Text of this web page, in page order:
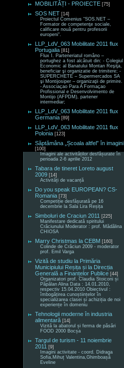
MOBILITĂȚI - PROIECTE [75]
SOS NET [14]
Proiectul Comenius “SOS.NET –
Formator de competenţe sociale,
calificare nouă pentru profesorii
europeni“.
LLP_LdV_063 Mobilitate 2011 flux
Portugalia [81]
Flux I. Parteneriatul româno –
portughez a fost alcătuit din: - Colegiul
Economic al Banatului Montan Reşiţa,
beneficiar şi organizatie de trimitere; -
SUPERCHETE – Supermercados SA
şi Montijosiper – organizaţii de primire.
- Associaçao Para A Formaçao
Profissional e Desenvolvimento de
Montijo (AFPDM), partener
intermediar;
LLP_LdV_063 Mobilitate 2011 flux
Germania [89]
LLP_LdV_063 Mobilitate 2011 flux
Polonia [123]
Săptămâna „Școala altfel” în imagini
[100]
Imagini ale activităților desfășurate în
perioada 2-6 aprilie 2012
Tabara de tineret Loreto august
2009 [14]
Activități de vacanță
Do you speak EUROPEAN? CS-
Romania [73]
Competiție desfășurată pe 16
decembrie la Sala Lira Reșița
Simboluri de Craciun 2011 [225]
Manifestare dedicată spiritului
Crăciunului Moderator : prof. Mădălina
CHIOSA
Marry Christmas la CEBM [160]
Colinde de Crăciun 2009 - moderator
prof. Emil Varga
Vizită de studiu la Primăria
Municipiului Reșița și la Direcția
Generală a Finanțelor Publice [44]
Organizatori prof. Claudia Stoiconi și
Păpălan Alina Data : 14.01.2010,
respectiv 15.04.2010 Obiectivul :
îmbogățirea cunoștiințelor în
specializarea clasei și achiziția de noi
experiențe în domeniu
Tehnologii moderne în industria
alimentară [14]
Vizită la abatorul și ferma de păsări
FOOD 2000 Bocșa
Targul de turism - 11 noiembrie
2011 [9]
Imagini activitate - coord. Didraga
Sofia,Mihuț Valentina,Ghimboașă
Eveline